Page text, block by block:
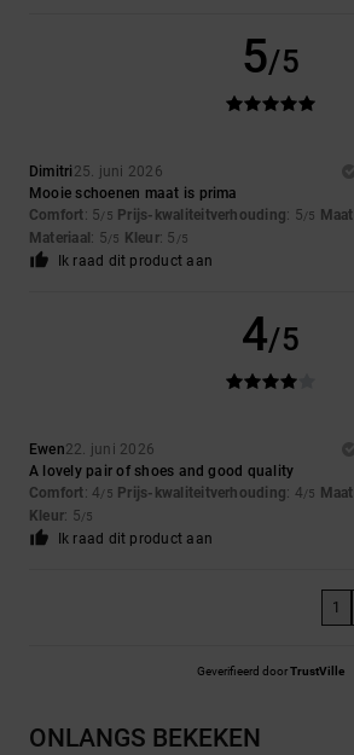
5/5
Dimitri 25. juni 2026
Mooie schoenen maat is prima
Comfort: 5/5 Prijs-kwaliteitverhouding: 5/5 Maat
Materiaal : 5/5 Kleur: 5 /5
Ik raad dit product aan
4/5
Ewen22. juni 2026
A lovely pair of shoes and good quality
Comfort: 4/5 Prijs-kwaliteitverhouding: 4/5 Maat
Kleur: 5/5
Ik raad dit product aan
1
Geverifieerd doorTrustVille
ONLANGS BEKEKEN